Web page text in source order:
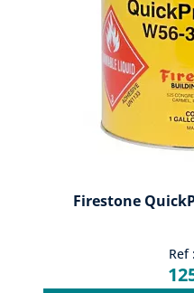
Firestone
Ref